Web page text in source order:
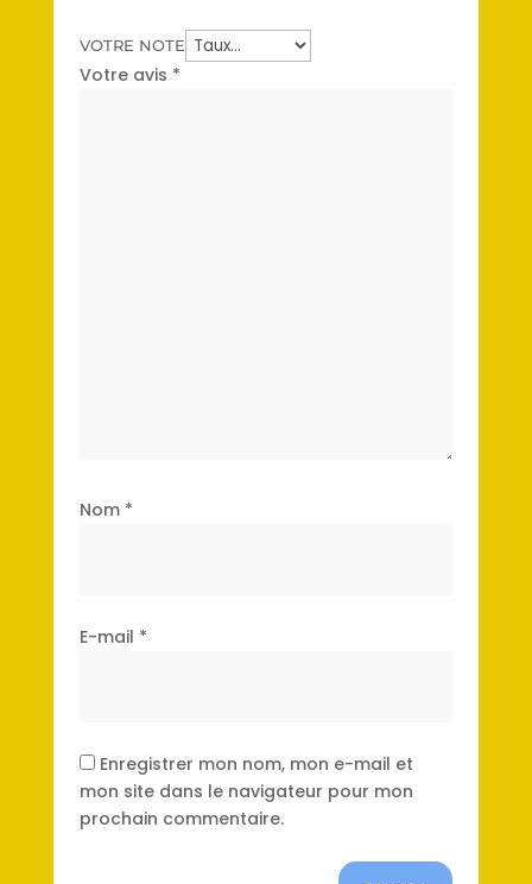
VOTRE NOTE
Votre avis *
Nom *
E-mail *
Enregistrer mon nom, mon e-mail et
mon site dans le navigateur pour mon
prochain commentaire.